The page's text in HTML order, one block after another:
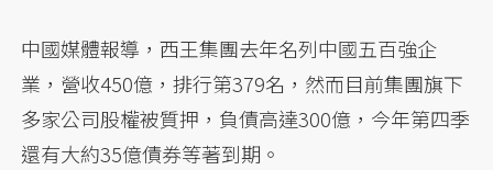
中國媒體報導，西王集團去年名列中國五百強企
業，營收450億，排行第379名，然而目前集團旗下
多家公司股權被質押，負債高達300億，今年第四季
還有大約35億債券等著到期。